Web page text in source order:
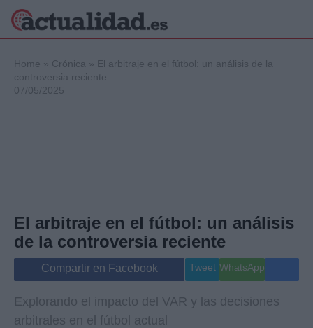
Internacional
Viajes
Gente
Musica
Home » Crónica » El arbitraje en el fútbol: un análisis de la
controversia reciente
07/05/2025
El arbitraje en el fútbol: un análisis
de la controversia reciente
Compartir en Facebook Tweet WhatsApp
Explorando el impacto del VAR y las decisiones
arbitrales en el fútbol actual